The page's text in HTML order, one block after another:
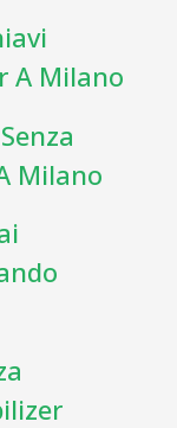
A Milano
Milano